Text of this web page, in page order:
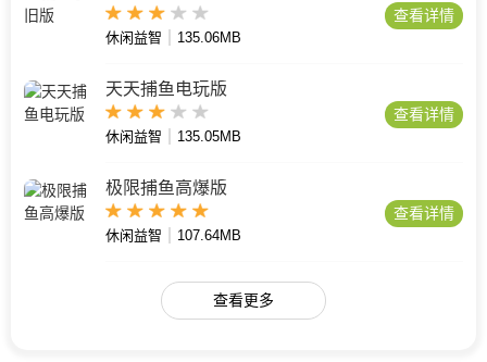
休闲益智 135.06MB
查看详情
天天捕鱼电玩版
休闲益智 135.05MB
查看详情
极限捕鱼高爆版
休闲益智 107.64MB
查看详情
查看更多